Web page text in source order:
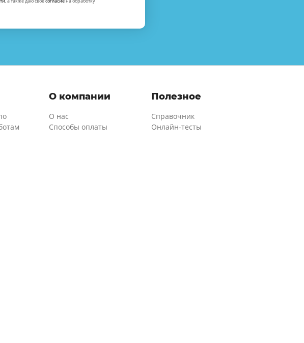
О компании
О нас
Способы оплаты
Полезное
Справочник
Онлайн-тесты